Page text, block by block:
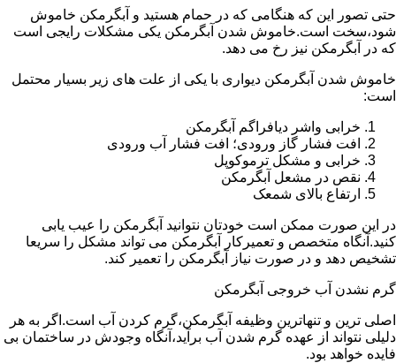
حتی تصور این که هنگامی که در حمام هستید و آبگرمکن خاموش
شود،سخت است.خاموش شدن آبگرمکن یکی مشکلات رایجی است
که در آبگرمکن نیز رخ می دهد.
خاموش شدن آبگرمکن دیواری با یکی از علت های زیر بسیار محتمل
است:
خرابی واشر دیافراگم آبگرمکن
افت فشار گاز ورودی؛ افت فشار آب ورودی
خرابی و مشکل ترموکوپل
نقص در مشعل آبگرمکن
ارتفاع بالای شمعک
در این صورت ممکن است خودتان نتوانید آبگرمکن را عیب یابی
کنید.آنگاه متخصص و تعمیرکار آبگرمکن می تواند مشکل را سریعا
تشخیص دهد و در صورت نیاز آبگرمکن را تعمیر کند.
گرم نشدن آب خروجی آبگرمکن
اصلی ترین و تنهاترین وظیفه آبگرمکن،گرم کردن آب است.اگر به هر
دلیلی نتواند از عهده گرم شدن آب برآید،آنگاه وجودش در ساختمان بی
فایده خواهد بود.